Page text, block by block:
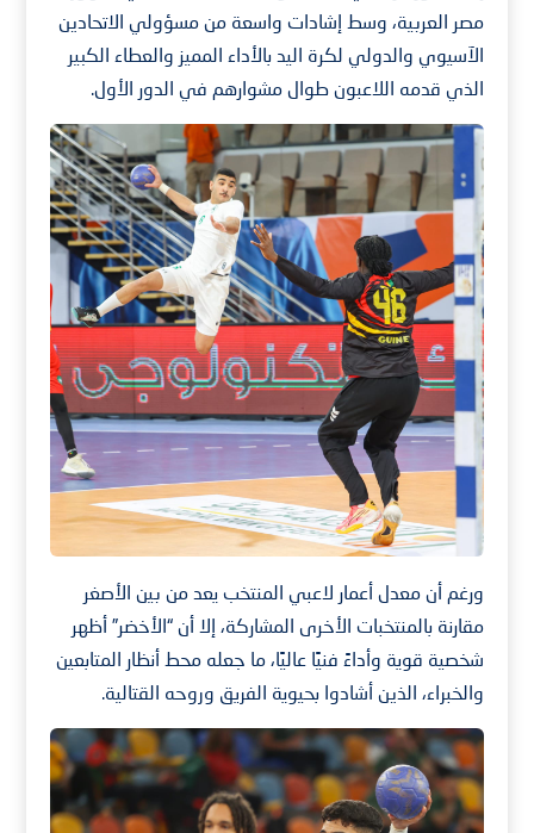
مصر العربية، وسط إشادات واسعة من مسؤولي الاتحادين
الآسيوي والدولي لكرة اليد بالأداء المميز والعطاء الكبير
الذي قدمه اللاعبون طوال مشوارهم في الدور الأول.
ورغم أن معدل أعمار لاعبي المنتخب يعد من بين الأصغر
مقارنة بالمنتخبات الأخرى المشاركة، إلا أن “الأخضر” أظهر
شخصية قوية وأداءً فنيًا عاليًا، ما جعله محط أنظار المتابعين
والخبراء، الذين أشادوا بحيوية الفريق وروحه القتالية.